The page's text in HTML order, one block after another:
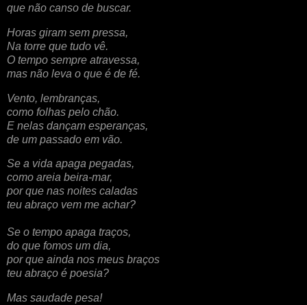
que não canso de buscar.
Horas giram sem pressa,
Na torre que tudo vê.
O tempo sempre atravessa,
mas não leva o que é de fé.
Vento, lembranças,
como folhas pelo chão.
E nelas dançam esperanças,
de um passado em vão.
Se a vida apaga pegadas,
como areia beira-mar,
por que nas noites caladas
teu abraço vem me achar?
Se o tempo apaga traços,
do que fomos um dia,
por que ainda nos meus braços
teu abraço é poesia?
Mas saudade pesa!